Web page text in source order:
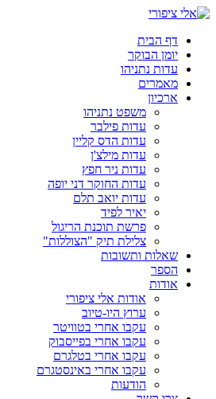
דלג
דף הבית
יומן הבוקר
עדות נתניהו
מאמרים
ארכיון
משפט נתניהו
עדות פילבר
עדות הדס קליין
עדות מילצ'ן
עדות ניר חפץ
עדות החוקר דני יופה
עדות יואב תלם
יאיר לפיד
פרשת תוכנת הריגול
צלילת תיק "הצוללות"
שאלות ותשובות
הספר
אודות
אודות אלי ציפורי
ערוץ היו-טיוב
עקבו אחרי בטוויטר
עקבו אחרי בפייסבוק
עקבו אחרי בטלגרם
עקבו אחרי באינסטגרם
הודעות